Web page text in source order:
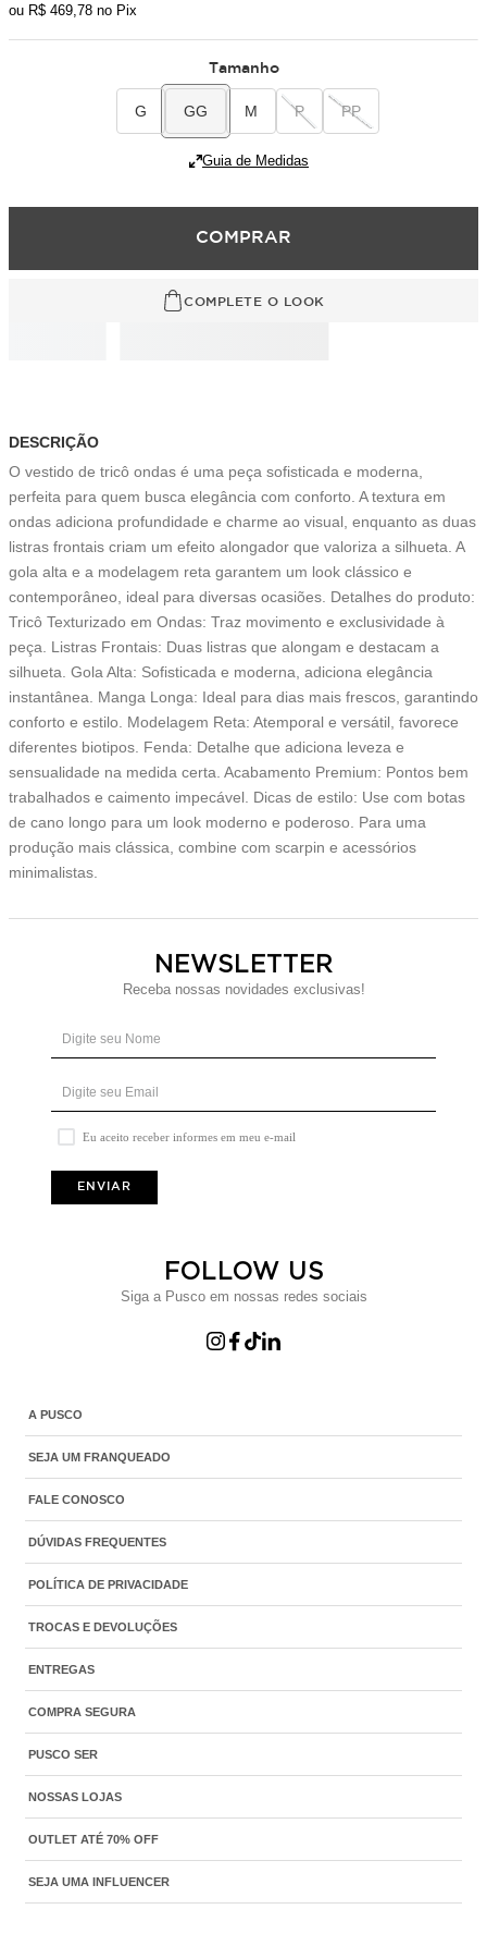
ou R$ 469 78 no Pix
Tamanho
G GG M P PP
Guia de Medidas
COMPRAR
COMPLETE O LOOK
DESCRIÇÃO
O vestido de tricô ondas é uma peça sofisticada e moderna,
perfeita para quem busca elegância com conforto. A textura em
ondas adiciona profundidade e charme ao visual, enquanto as duas
listras frontais criam um efeito alongador que valoriza a silhueta. A
gola alta e a modelagem reta garantem um look clássico e
contemporâneo, ideal para diversas ocasiões. Detalhes do produto:
Tricô Texturizado em Ondas: Traz movimento e exclusividade à
peça. Listras Frontais: Duas listras que alongam e destacam a
silhueta. Gola Alta: Sofisticada e moderna, adiciona elegância
instantânea. Manga Longa: Ideal para dias mais frescos, garantindo
conforto e estilo. Modelagem Reta: Atemporal e versátil, favorece
diferentes biotipos. Fenda: Detalhe que adiciona leveza e
sensualidade na medida certa. Acabamento Premium: Pontos bem
trabalhados e caimento impecável. Dicas de estilo: Use com botas
de cano longo para um look moderno e poderoso. Para uma
produção mais clássica, combine com scarpin e acessórios
minimalistas.
NEWSLETTER
Receba nossas novidades exclusivas!
Eu aceito receber informes em meu e-mail
ENVIAR
FOLLOW US
Siga a Pusco em nossas redes sociais
A PUSCO
SEJA UM FRANQUEADO
FALE CONOSCO
DÚVIDAS FREQUENTES
POLÍTICA DE PRIVACIDADE
TROCAS E DEVOLUÇÕES
ENTREGAS
COMPRA SEGURA
PUSCO SER
NOSSAS LOJAS
OUTLET ATÉ 70% OFF
SEJA UMA INFLUENCER